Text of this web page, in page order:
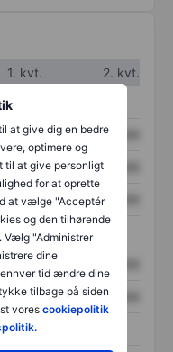
at give dig en bedre
optimere og
til at give personligt
for at oprette
at vælge "Acceptér
og den tilhørende
Vælg "Administrer
dine
tid ændre dine
tilbage på siden
vores cookiepolitik
1. kvt.
2. kvt.
XXXXXXX
XXXXXXX
XXXXXXX
XXXXXXX